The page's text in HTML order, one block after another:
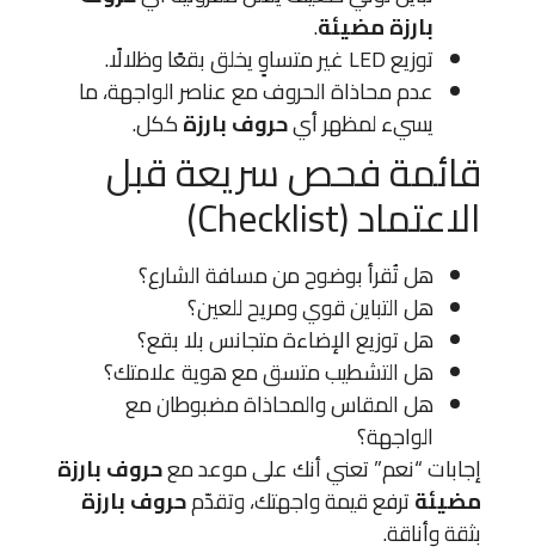
بارزة مضيئة.
توزيع LED غير متساوٍ يخلق بقعًا وظلالًا.
عدم محاذاة الحروف مع عناصر الواجهة، ما
يسيء لمظهر أيحروف بارزةككل.
قائمة فحص سريعة قبل
الاعتماد (Checklist)
هل تُقرأ بوضوح من مسافة الشارع؟
هل التباين قوي ومريح للعين؟
هل توزيع الإضاءة متجانس بلا بقع؟
هل التشطيب متسق مع هوية علامتك؟
هل المقاس والمحاذاة مضبوطان مع
الواجهة؟
إجابات “نعم” تعني أنك على موعد معحروف بارزة
مضيئةترفع قيمة واجهتك، وتقدّمحروف بارزة
بثقة وأناقة.